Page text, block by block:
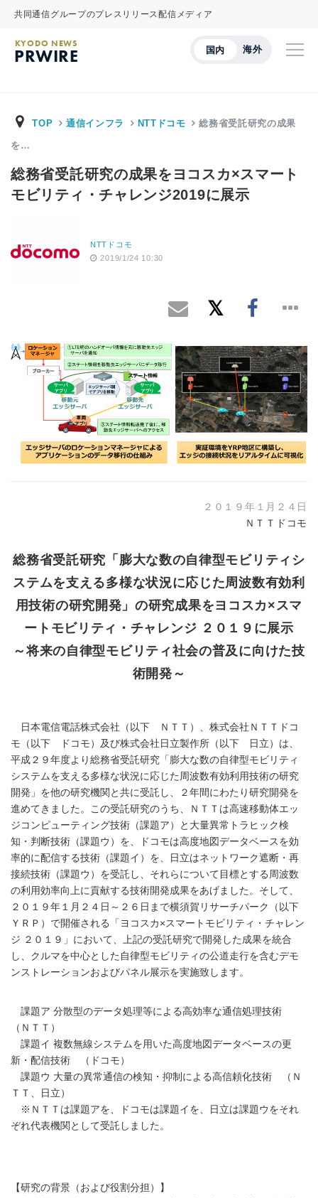
共同通信グループのプレスリリース配信メディア
国内 海外
KYODO NEWS
PRWIRE
TOP 通信インフラ NTTドコモ 総務省受託研究の成果
を…
総務省受託研究の成果をヨコスカ×スマート
モビリティ・チャレンジ2019に展示
NTTドコモ
2019/1/24 10:30
２０１９年１月２４日
ＮＴＴドコモ
総務省受託研究「膨大な数の自律型モビリティシ
ステムを支える多様な状況に応じた周波数有効利
用技術の研究開発」の研究成果をヨコスカ×スマ
ートモビリティ・チャレンジ ２０１９に展示
～将来の自律型モビリティ社会の普及に向けた技
術開発～
日本電信電話株式会社（以下 ＮＴＴ）、株式会社ＮＴＴドコ
モ（以下 ドコモ）及び株式会社日立製作所（以下 日立）は、
平成２９年度より総務省受託研究「膨大な数の自律型モビリティ
システムを支える多様な状況に応じた周波数有効利用技術の研究
開発」を他の研究機関と共に受託し、２年間にわたり研究開発を
進めてきました。この受託研究のうち、ＮＴＴは高速移動体エッ
ジコンピューティング技術（課題ア）と大量異常トラヒック検
知・判断技術（課題ウ）を、ドコモは高度地図データベースを効
率的に配信する技術（課題イ）を、日立はネットワーク遮断・再
接続技術（課題ウ）を受託し、それらについて目標とする周波数
の利用効率向上に貢献する技術開発成果をあげました。そして、
２０１９年１月２４日～２６日まで横須賀リサーチパーク（以下
ＹＲＰ）で開催される「ヨコスカ×スマートモビリティ・チャレン
ジ ２０１９」において、上記の受託研究で開発した成果を統合
し、クルマを中心とした自律型モビリティの公道走行を含むデモ
ンストレーションおよびパネル展示を実施致します。
課題ア 分散型のデータ処理等による高効率な通信処理技術
（ＮＴＴ）
課題イ 複数無線システムを用いた高度地図データベースの更
新・配信技術 （ドコモ）
課題ウ 大量の異常通信の検知・抑制による高信頼化技術 （Ｎ
ＴＴ、日立）
※ＮＴＴは課題アを、ドコモは課題イを、日立は課題ウをそれ
ぞれ代表機関として受託しました。
【研究の背景（および役割分担）】